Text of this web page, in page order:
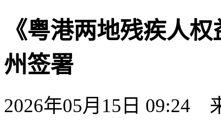
《粤港两地残疾人
州签署
2026年05月15日 09:24